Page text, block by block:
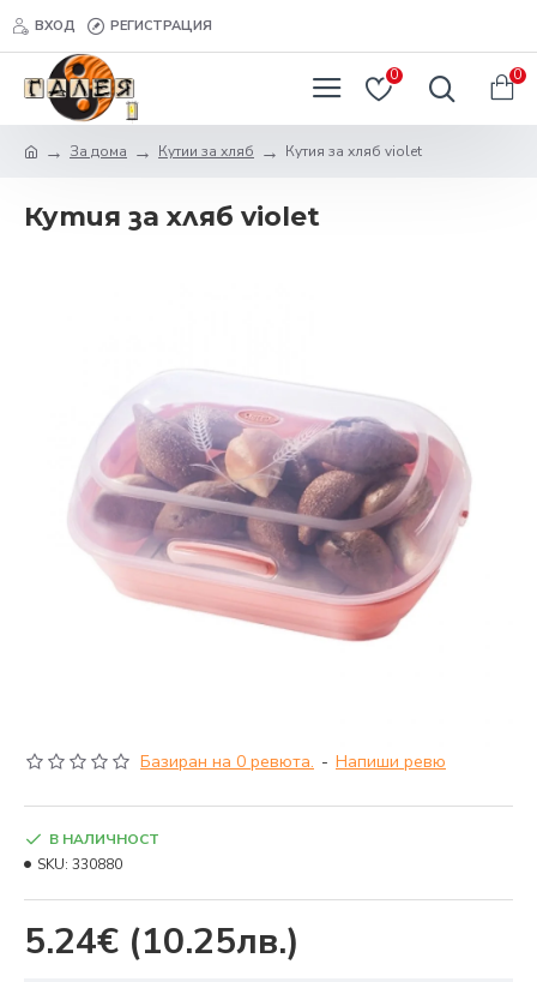
ВХОД РЕГИСТРАЦИЯ
0 0
За дома Кутии за хляб Кутия за хляб violet
Кутия за хляб violet
Базиран на 0 ревюта. - Напиши ревю
5.24€ (10.25лв.)
В НАЛИЧНОСТ
SKU: 330880